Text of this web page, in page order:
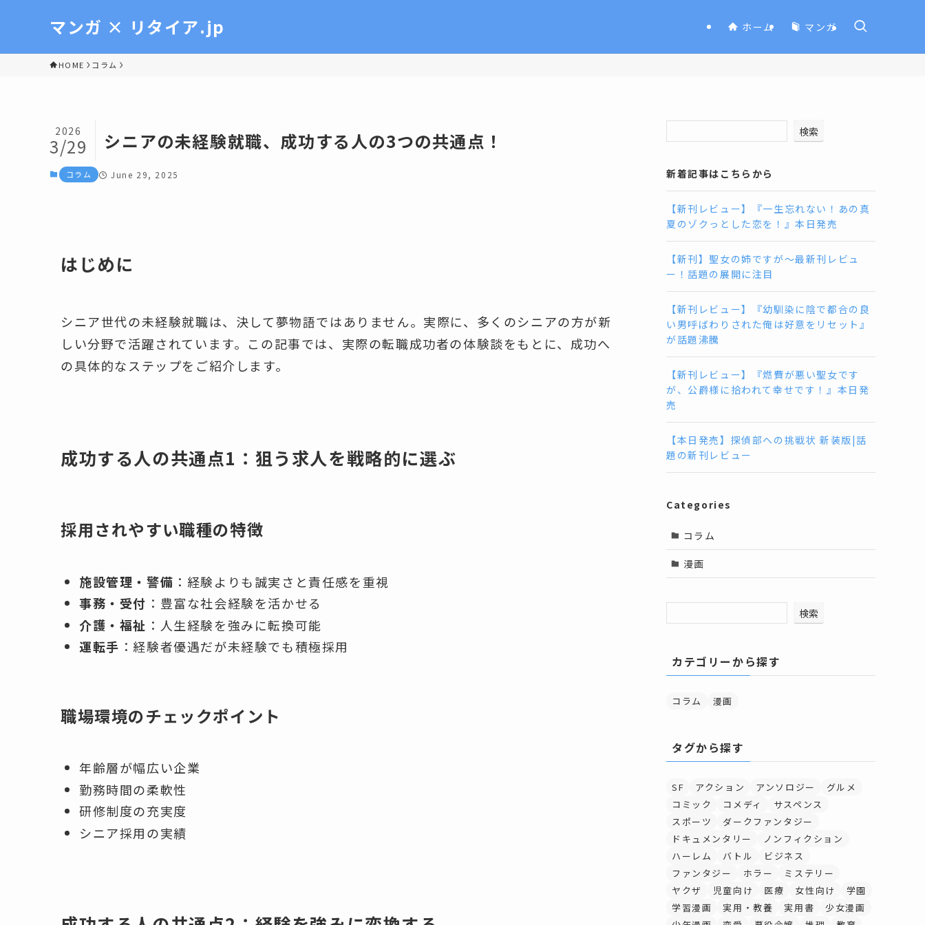
マンガ × リタイア.jp ホーム マンガ
HOME コラム
シニアの未経験就職、成功する人の3つの共通点！
2026
3/29
コラム June 29, 2025
はじめに
シニア世代の未経験就職は、決して夢物語ではありません。実際に、多くのシニアの方が新
しい分野で活躍されています。この記事では、実際の転職成功者の体験談をもとに、成功へ
の具体的なステップをご紹介します。
成功する人の共通点1：狙う求人を戦略的に選ぶ
採用されやすい職種の特徴
施設管理・警備 ：経験よりも誠実さと責任感を重視
事務・受付 ：豊富な社会経験を活かせる
介護・福祉 ：人生経験を強みに転換可能
運転手 ：経験者優遇だが未経験でも積極採用
職場環境のチェックポイント
年齢層が幅広い企業
勤務時間の柔軟性
研修制度の充実度
シニア採用の実績
検索
新着記事はこちらから
【新刊レビュー】『一生忘れない！あの真
夏のゾクっとした恋を！』本日発売
【新刊】聖女の姉ですが〜最新刊レビュ
ー！話題の展開に注目
【新刊レビュー】『幼馴染に陰で都合の良
い男呼ばわりされた俺は好意をリセット』
が話題沸騰
【新刊レビュー】『燃費が悪い聖女です
が、公爵様に拾われて幸せです！』本日発
売
【本日発売】探偵部への挑戦状 新装版|話
題の新刊レビュー
Categories
コラム
漫画
検索
カテゴリーから探す
コラム 漫画
タグから探す
SF アクション アンソロジー
グルメ
コミック
コメディ
サスペンス
スポーツ
ダークファンタジー
ドキュメンタリー
ノンフィクション
ハーレム
バトル
ビジネス
ファンタジー
ホラー
ミステリー
ヤクザ
児童向け 医療 女性向け
学園
学習漫画
実用・教養 実用書
少女漫画